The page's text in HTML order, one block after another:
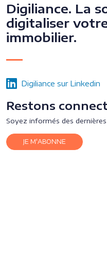
Digiliance. La
digitaliser
immobilier.
Digiliance sur Linkedin
Restons
Soyez informés des
JE M'ABONNE